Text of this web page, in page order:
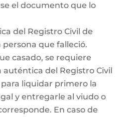
el documento que lo
del Registro Civil de
que falleció.
casado, se requiere
auténtica del Registro Civil
liquidar primero la
y entregarle al viudo o
En caso de